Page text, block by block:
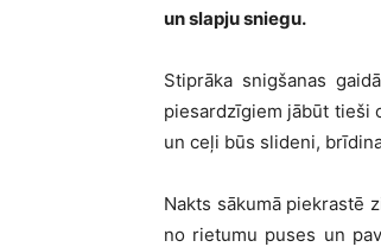
un slapju sniegu.
Stiprāka snigšanas
piesardzīgiem jābūt tieši
un ceļi būs slideni,
Nakts sākumā piekrastē
no rietumu puses un